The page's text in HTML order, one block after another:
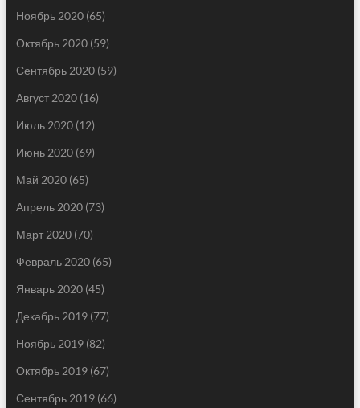
Ноябрь 2020(65)
Октябрь 2020(59)
Сентябрь 2020(59)
Август 2020(16)
Июль 2020(12)
Июнь 2020(69)
Май 2020(65)
Апрель 2020(73)
Март 2020(70)
Февраль 2020(65)
Январь 2020(45)
Декабрь 2019(77)
Ноябрь 2019(82)
Октябрь 2019(67)
Сентябрь 2019(66)